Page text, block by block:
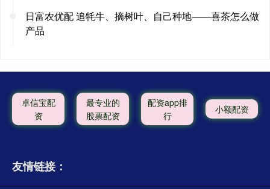
日富农优配 追牦牛、摘树叶、自己种地——喜茶怎么做
产品
卓信宝配
资
最专业的
股票配资
配资app排
行
小额配资
友情链接：